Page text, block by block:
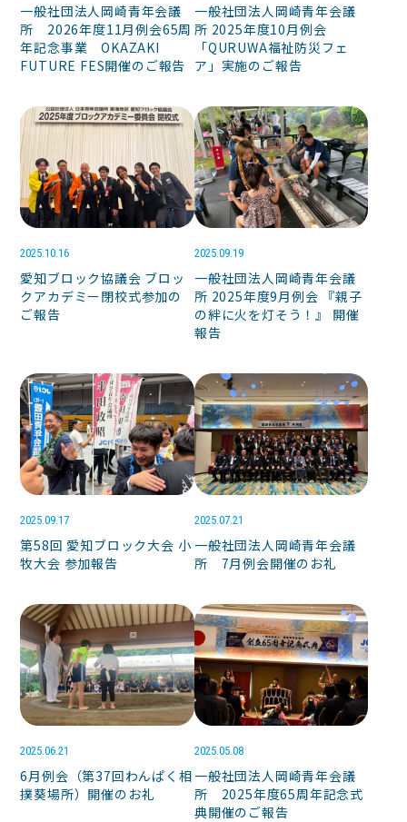
一般社団法人岡崎青年会議
所 2026年度11月例会65周
年記念事業 OKAZAKI
FUTURE FES開催のご報告
一般社団法人岡崎青年会議
所 2025年度10月例会
「QURUWA福祉防災フェ
ア」実施のご報告
2025.10.16
愛知ブロック協議会 ブロッ
クアカデミー閉校式参加の
ご報告
2025.09.19
一般社団法人岡崎青年会議
所 2025年度9月例会 『親子
の絆に火を灯そう！』 開催
報告
2025.09.17
第58回 愛知ブロック大会 小
牧大会 参加報告
2025.07.21
一般社団法人岡崎青年会議
所 7月例会開催のお礼
2025.06.21
6月例会（第37回わんぱく相
撲葵場所）開催のお礼
2025.05.08
一般社団法人岡崎青年会議
所 2025年度65周年記念式
典開催のご報告